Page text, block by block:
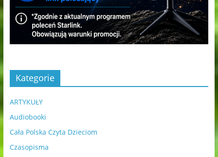
Kategorie
ARTYKUŁY
Audiobooki
Cała Polska Czyta Dzieciom
Czasopisma